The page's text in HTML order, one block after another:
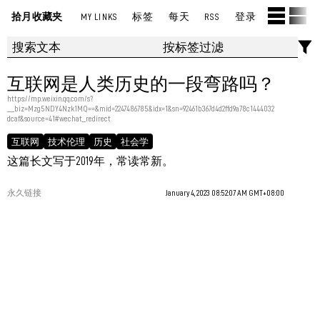
拾月收藏夹 MY LINKS 标签 每天 RSS 登录
互联网是人类历史的一段弯路吗？
https://mp.weixin.qq.com/s?
__biz=Mzg5NDY4Nzk1MQ==&mid=2247486785&idx=1&sn=92461b367d4d2ffd9a78c1444032
dcaf&source=41#wechat_redirect
互联网 技术伦理 历史 社会学
这篇长文写于2019年，常读常新。
永久链接 January 4, 2023 08:52:07 AM GMT+08:00